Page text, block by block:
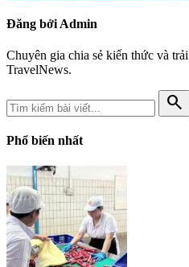
Đăng bởi Admin
Chuyên gia chia sẻ kiến thức và
TravelNews.
search
Phổ biến nhất